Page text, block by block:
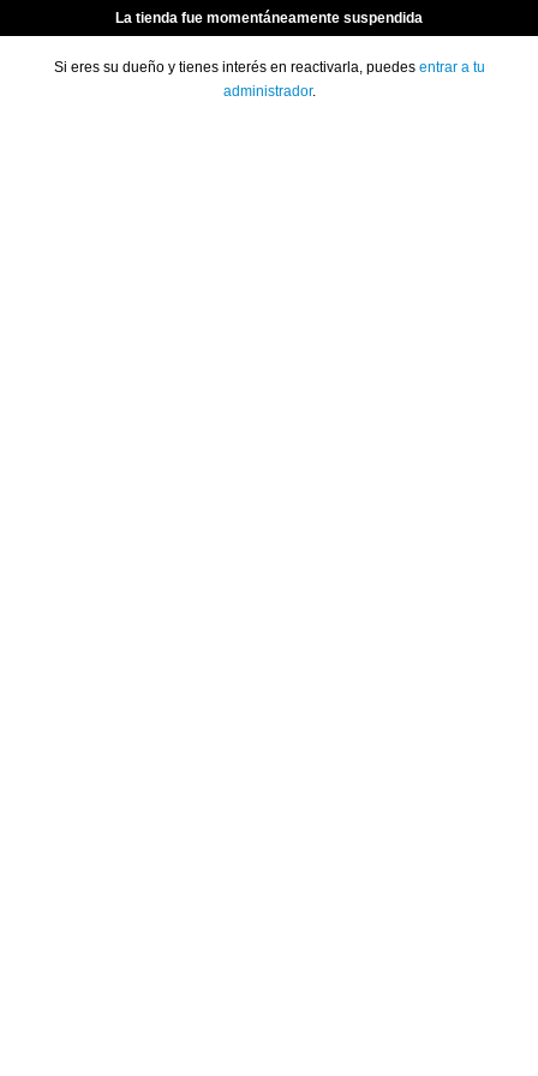
La tienda fue momentáneamente suspendida
Si eres su dueño y tienes interés en reactivarla, puedes entrar a tu
administrador.